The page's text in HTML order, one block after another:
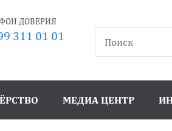
ДОВЕРИЯ
311 01 01
МЕДИА ЦЕНТР